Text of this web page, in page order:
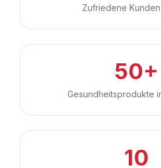
Zufriedene
50+
Gesundheitsprodukte
10